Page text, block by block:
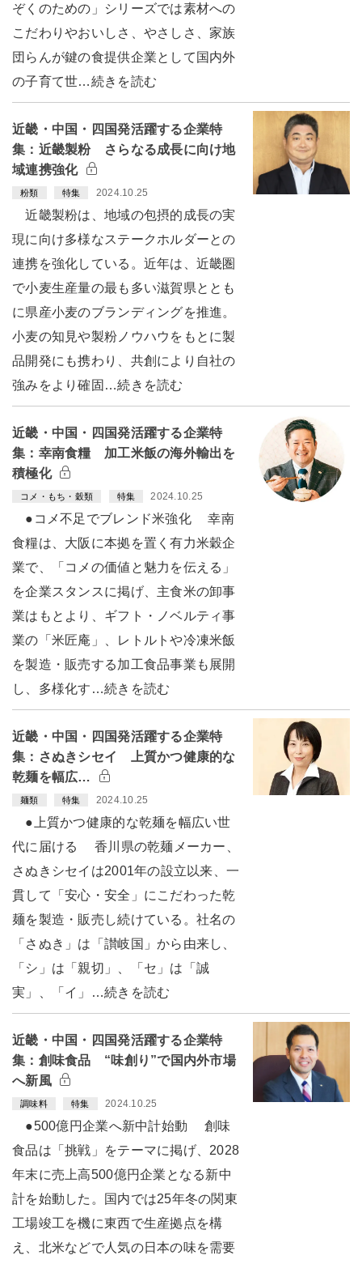
ぞくのための」シリーズでは素材への
こだわりやおいしさ、やさしさ、家族
団らんが鍵の食提供企業として国内外
の子育て世…続きを読む
近畿・中国・四国発活躍する企業特
集：近畿製粉 さらなる成長に向け地
域連携強化
粉類 特集 2024.10.25
近畿製粉は、地域の包摂的成長の実
現に向け多様なステークホルダーとの
連携を強化している。近年は、近畿圏
で小麦生産量の最も多い滋賀県ととも
に県産小麦のブランディングを推進。
小麦の知見や製粉ノウハウをもとに製
品開発にも携わり、共創により自社の
強みをより確固…続きを読む
近畿・中国・四国発活躍する企業特
集：幸南食糧 加工米飯の海外輸出を
積極化
コメ・もち・穀類 特集 2024.10.25
●コメ不足でブレンド米強化 幸南
食糧は、大阪に本拠を置く有力米穀企
業で、「コメの価値と魅力を伝える」
を企業スタンスに掲げ、主食米の卸事
業はもとより、ギフト・ノベルティ事
業の「米匠庵」、レトルトや冷凍米飯
を製造・販売する加工食品事業も展開
し、多様化す…続きを読む
近畿・中国・四国発活躍する企業特
集：さぬきシセイ 上質かつ健康的な
乾麺を幅広…
麺類 特集 2024.10.25
●上質かつ健康的な乾麺を幅広い世
代に届ける 香川県の乾麺メーカー、
さぬきシセイは2001年の設立以来、一
貫して「安心・安全」にこだわった乾
麺を製造・販売し続けている。社名の
「さぬき」は「讃岐国」から由来し、
「シ」は「親切」、「セ」は「誠
実」、「イ」…続きを読む
近畿・中国・四国発活躍する企業特
集：創味食品 “味創り”で国内外市場
へ新風
調味料 特集 2024.10.25
●500億円企業へ新中計始動 創味
食品は「挑戦」をテーマに掲げ、2028
年末に売上高500億円企業となる新中
計を始動した。国内では25年冬の関東
工場竣工を機に東西で生産拠点を構
え、北米などで人気の日本の味を需要